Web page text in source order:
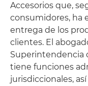
Accesorios que,
consumidores, ha
entrega de los
clientes. El
Superintendencia
tiene funciones
jurisdiccionales,